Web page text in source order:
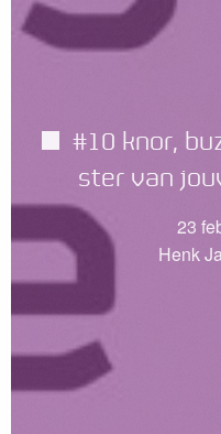
#10 knor,
ster van
23
Henk